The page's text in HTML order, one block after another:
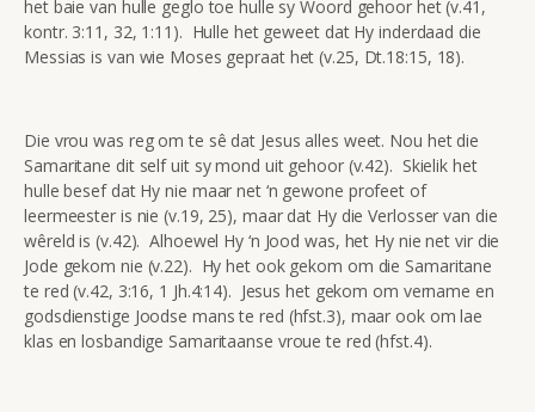
het baie van hulle geglo toe hulle sy Woord gehoor het (v.41,
kontr. 3:11, 32, 1:11). Hulle het geweet dat Hy inderdaad die
Messias is van wie Moses gepraat het (v.25, Dt.18:15, 18).
Die vrou was reg om te sê dat Jesus alles weet. Nou het die
Samaritane dit self uit sy mond uit gehoor (v.42). Skielik het
hulle besef dat Hy nie maar net ‘n gewone profeet of
leermeester is nie (v.19, 25), maar dat Hy die Verlosser van die
wêreld is (v.42). Alhoewel Hy ‘n Jood was, het Hy nie net vir die
Jode gekom nie (v.22). Hy het ook gekom om die Samaritane
te red (v.42, 3:16, 1 Jh.4:14). Jesus het gekom om vername en
godsdienstige Joodse mans te red (hfst.3), maar ook om lae
klas en losbandige Samaritaanse vroue te red (hfst.4).